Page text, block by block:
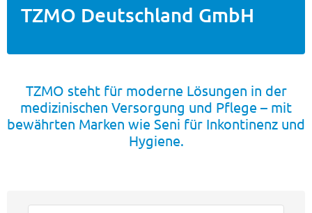
TZMO Deutschland GmbH
TZMO steht für moderne Lösungen in der
medizinischen Versorgung und Pflege – mit
bewährten Marken wie Seni für Inkontinenz und
Hygiene.